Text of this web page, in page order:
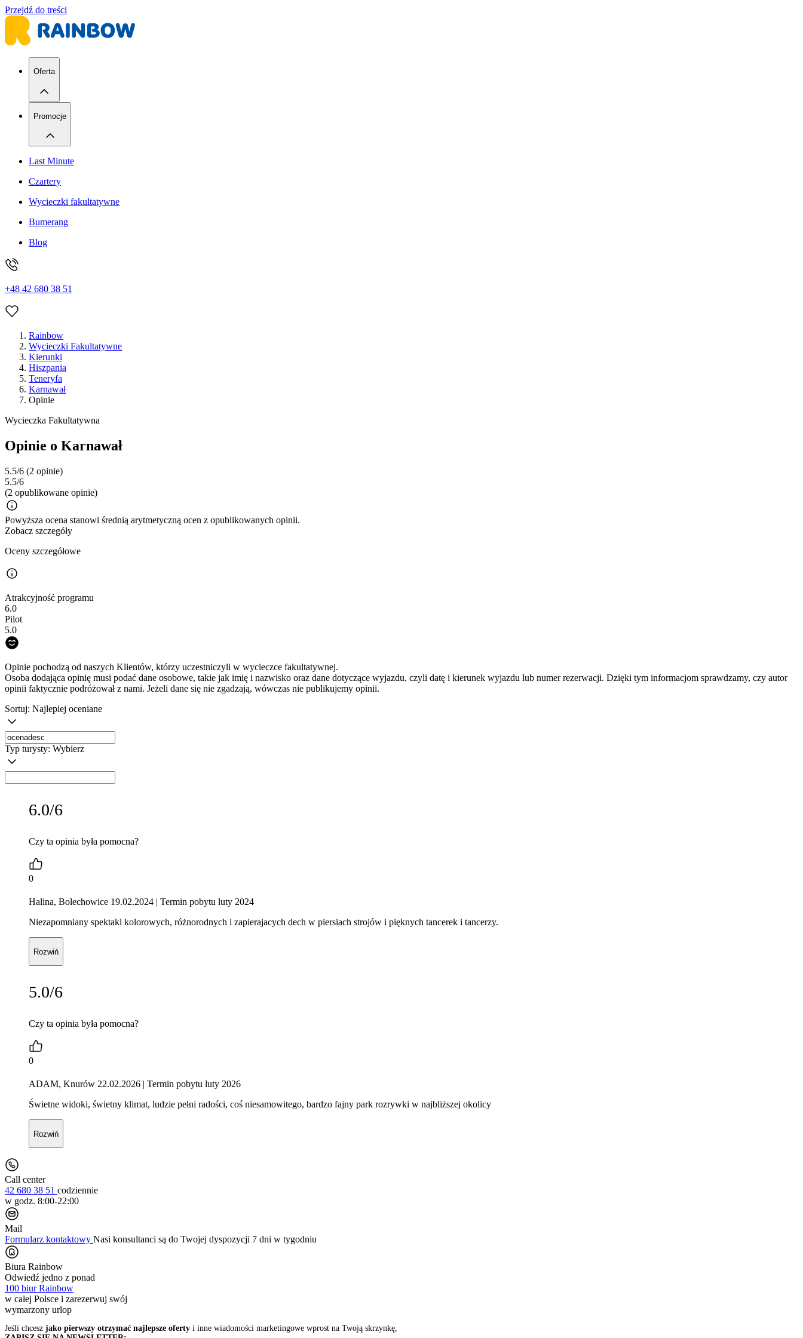
Przejdź do treści
Oferta
Promocje
Last Minute
Czartery
Wycieczki fakultatywne
Bumerang
Blog
+48 42 680 38 51
Rainbow
Wycieczki Fakultatywne
Kierunki
Hiszpania
Teneryfa
Karnawał
Opinie
Wycieczka Fakultatywna
Opinie o Karnawał
5.5/6 (2 opinie)
5.5/6
(2 opublikowane opinie)
Powyższa ocena stanowi średnią arytmetyczną ocen z opublikowanych opinii.
Zobacz szczegóły
Oceny szczegółowe
Atrakcyjność programu
6.0
Pilot
5.0
Opinie pochodzą od naszych Klientów, którzy uczestniczyli w wycieczce fakultatywnej.
Osoba dodająca opinię musi podać dane osobowe, takie jak imię i nazwisko oraz dane dotyczące wyjazdu, czyli datę i kierunek wyjazdu lub numer rezerwacji. Dzięki tym informacjom sprawdzamy, czy autor
opinii faktycznie podróżował z nami. Jeżeli dane się nie zgadzają, wówczas nie publikujemy opinii.
Sortuj: Najlepiej oceniane
Typ turysty: Wybierz
6.0/6
Czy ta opinia była pomocna?
0
Halina, Bolechowice 19.02.2024 | Termin pobytu luty 2024
Niezapomniany spektakl kolorowych, różnorodnych i zapierajacych dech w piersiach strojów i pięknych tancerek i tancerzy.
Rozwiń
5.0/6
Czy ta opinia była pomocna?
0
ADAM, Knurów 22.02.2026 | Termin pobytu luty 2026
Świetne widoki, świetny klimat, ludzie pełni radości, coś niesamowitego, bardzo fajny park rozrywki w najbliższej okolicy
Rozwiń
Call center
42 680 38 51 codziennie
w godz. 8:00-22:00
Mail
Formularz kontaktowy Nasi konsultanci są do Twojej dyspozycji 7 dni w tygodniu
Biura Rainbow
Odwiedź jedno z ponad
100 biur Rainbow
w całej Polsce i zarezerwuj swój
wymarzony urlop
Jeśli chcesz jako pierwszy otrzymać najlepsze oferty i inne wiadomości marketingowe wprost na Twoją skrzynkę,